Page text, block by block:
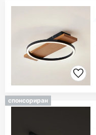
спонсориран